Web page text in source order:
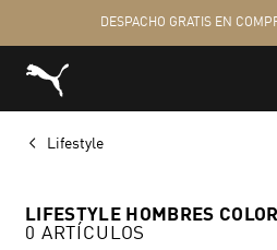
Lifestyle
LIFESTYLE HOMBRES
0 ARTÍCULOS